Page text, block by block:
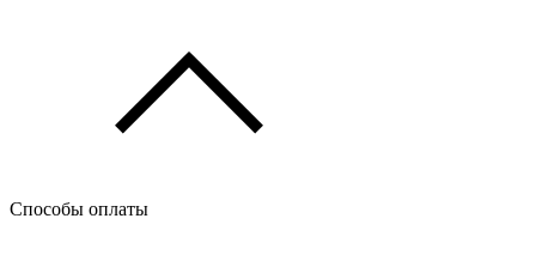
Способы оплаты